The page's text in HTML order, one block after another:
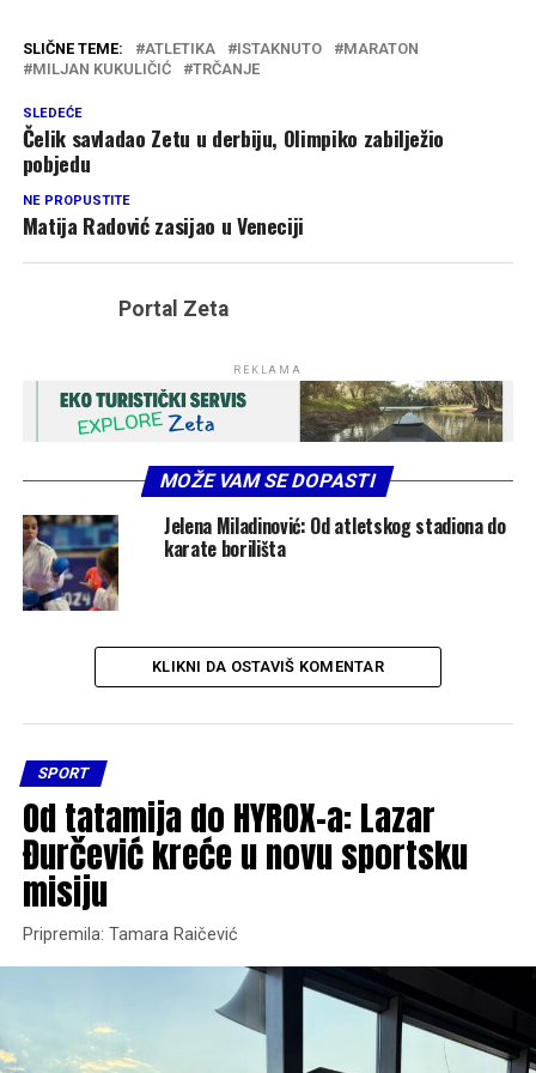
SLIČNE TEME: ATLETIKA ISTAKNUTO
MARATON
MILJAN KUKULIČIĆ
TRČANJE
SLEDEĆE
Čelik savladao Zetu u derbiju, Olimpiko zabilježio
pobjedu
NE PROPUSTITE
Matija Radović zasijao u Veneciji
Portal Zeta
REKLAMA
MOŽE VAM SE DOPASTI
Jelena Miladinović: Od atletskog stadiona do
karate borilišta
KLIKNI DA OSTAVIŠ KOMENTAR
SPORT
Od tatamija do HYROX-a: Lazar
Đurčević kreće u novu sportsku
misiju
Pripremila: Tamara Raičević